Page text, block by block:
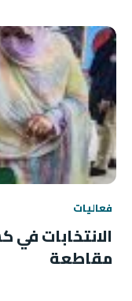
فعاليات
الانتخابات
مقاطعة